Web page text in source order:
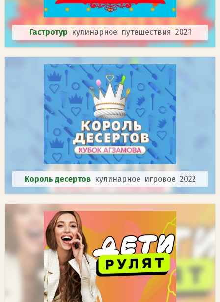
Гастротур кулинарное путешествия 2021
Король десертов кулинарное игровое 2022